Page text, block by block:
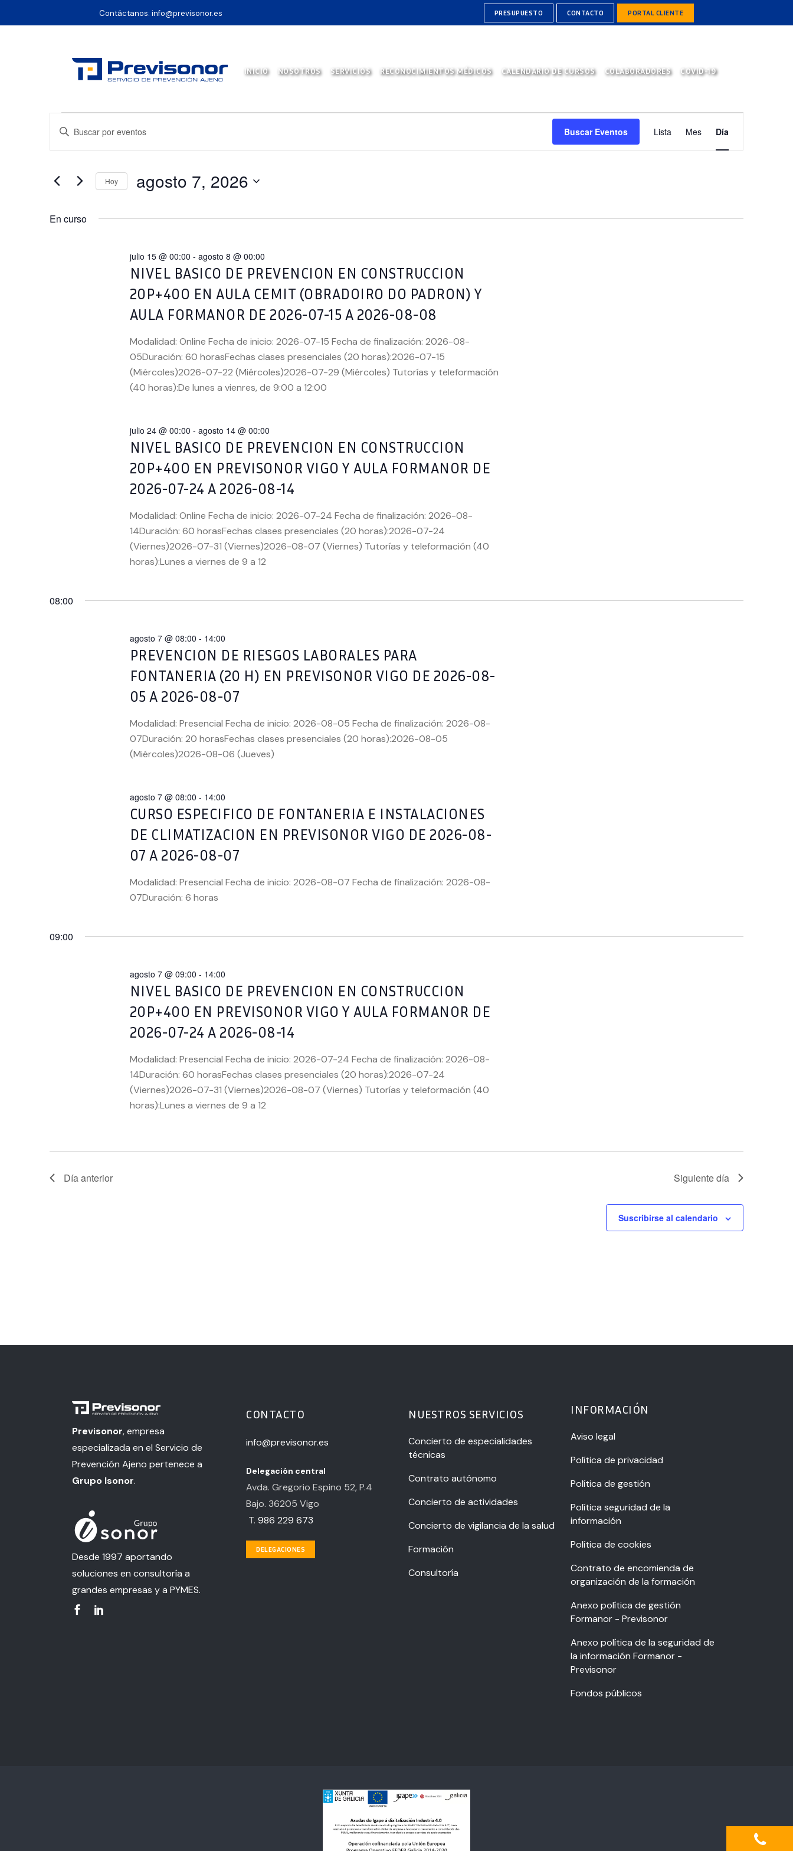
Contáctanos: info@previsonor.es PRESUPUESTO CONTACTO PORTAL CLIENTE
INICIO NOSOTROS SERVICIOS RECONOCIMIENTOS MÉDICOS CALENDARIO DE CURSOS COLABORADORES COVID-19
Eventos
en
agosto
7,
2026
NAVEGACIÓN
BÚSQUEDA
VISTAS
EVENTOS
Introduce
clave.
Busca
para
Buscar Eventos Lista Mes Día
Hoy agosto 7, 2026
En curso
NIVEL BASICO DE PREVENCION EN CONSTRUCCION
20P+40O EN AULA CEMIT (OBRADOIRO DO PADRON) Y
AULA FORMANOR DE 2026-07-15 A 2026-08-08
julio 15 @ 00:00 - agosto 8 @ 00:00
Modalidad: Online Fecha de inicio: 2026-07-15 Fecha de finalización: 2026-08-
05Duración: 60 horasFechas clases presenciales (20 horas):2026-07-15
(Miércoles)2026-07-22 (Miércoles)2026-07-29 (Miércoles) Tutorías y teleformación
(40 horas):De lunes a vienres, de 9:00 a 12:00
NIVEL BASICO DE PREVENCION EN CONSTRUCCION
20P+40O EN PREVISONOR VIGO Y AULA FORMANOR DE
2026-07-24 A 2026-08-14
julio 24 @ 00:00 - agosto 14 @ 00:00
Modalidad: Online Fecha de inicio: 2026-07-24 Fecha de finalización: 2026-08-
14Duración: 60 horasFechas clases presenciales (20 horas):2026-07-24
(Viernes)2026-07-31 (Viernes)2026-08-07 (Viernes) Tutorías y teleformación (40
horas):Lunes a viernes de 9 a 12
08:00
PREVENCION DE RIESGOS LABORALES PARA
FONTANERIA (20 H) EN PREVISONOR VIGO DE 2026-08-
05 A 2026-08-07
agosto 7 @ 08:00 - 14:00
Modalidad: Presencial Fecha de inicio: 2026-08-05 Fecha de finalización: 2026-08-
07Duración: 20 horasFechas clases presenciales (20 horas):2026-08-05
(Miércoles)2026-08-06 (Jueves)
CURSO ESPECIFICO DE FONTANERIA E INSTALACIONES
DE CLIMATIZACION EN PREVISONOR VIGO DE 2026-08-
07 A 2026-08-07
agosto 7 @ 08:00 - 14:00
Modalidad: Presencial Fecha de inicio: 2026-08-07 Fecha de finalización: 2026-08-
07Duración: 6 horas
09:00
NIVEL BASICO DE PREVENCION EN CONSTRUCCION
20P+40O EN PREVISONOR VIGO Y AULA FORMANOR DE
2026-07-24 A 2026-08-14
agosto 7 @ 09:00 - 14:00
Modalidad: Presencial Fecha de inicio: 2026-07-24 Fecha de finalización: 2026-08-
14Duración: 60 horasFechas clases presenciales (20 horas):2026-07-24
(Viernes)2026-07-31 (Viernes)2026-08-07 (Viernes) Tutorías y teleformación (40
horas):Lunes a viernes de 9 a 12
Día anterior Siguiente día
Suscribirse al calendario
Previsonor, empresa
especializada en el Servicio de
Prevención Ajeno pertenece a
Grupo Isonor.
Desde 1997 aportando
soluciones en consultoría a
grandes empresas y a PYMES.
CONTACTO
info@previsonor.es
Delegación central
Avda. Gregorio Espino 52, P.4
Bajo. 36205 Vigo
T. 986 229 673
DELEGACIONES
NUESTROS SERVICIOS
Concierto de especialidades
técnicas
Contrato autónomo
Concierto de actividades
Concierto de vigilancia de la salud
Formación
Consultoría
INFORMACIÓN
Aviso legal
Política de privacidad
Política de gestión
Política seguridad de la
información
Política de cookies
Contrato de encomienda de
organización de la formación
Anexo política de gestión
Formanor - Previsonor
Anexo política de la seguridad de
la información Formanor -
Previsonor
Fondos públicos